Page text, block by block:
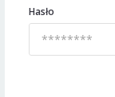
Hasło